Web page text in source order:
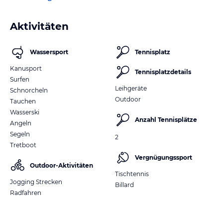
Aktivitäten
Wassersport
Kanusport
Surfen
Schnorcheln
Tauchen
Wasserski
Angeln
Segeln
Tretboot
Outdoor-Aktivitäten
Jogging Strecken
Radfahren
Tennisplatz
Tennisplatzdetails
Leihgeräte
Outdoor
Anzahl Tennisplätze
2
Vergnügungssport
Tischtennis
Billard